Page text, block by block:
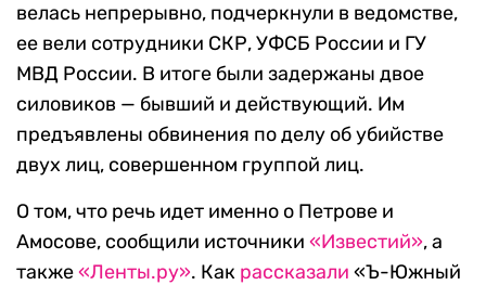
велась непрерывно, подчеркнули в ведомстве,
ее вели сотрудники СКР, УФСБ России и ГУ
МВД России. В итоге были задержаны двое
силовиков — бывший и действующий. Им
предъявлены обвинения по делу об убийстве
двух лиц, совершенном группой лиц.
О том, что речь идет именно о Петрове и
Амосове, сообщили источники «Известий», а
также«Ленты.ру». Как рассказали «Ъ-Южный